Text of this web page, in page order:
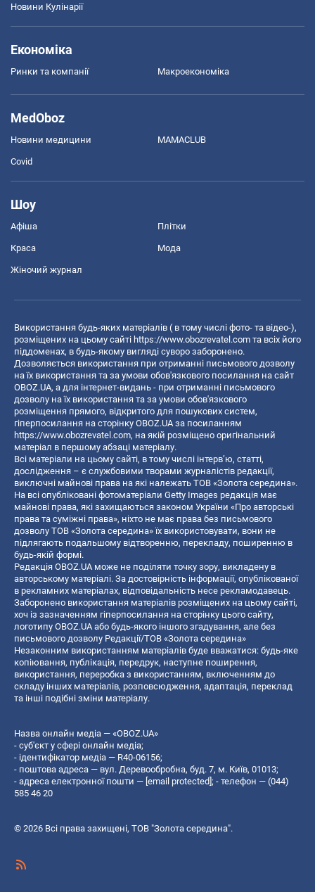
Новини Кулінарії
Економіка
Ринки та компанії Макроекономіка
MedOboz
Новини медицини MAMACLUB
Covid
Шоу
Афіша Плітки
Краса Мода
Жіночий журнал
Використання будь-яких матеріалів ( в тому числі фото- та відео-),
розміщених на цьому сайті https://www.obozrevatel.com та всіх його
піддоменах, в будь-якому вигляді суворо заборонено.
Дозволяється використання при отриманні письмового дозволу
на їх використання та за умови обов'язкового посилання на сайт
OBOZ.UA, а для інтернет-видань - при отриманні письмового
дозволу на їх використання та за умови обов'язкового
розміщення прямого, відкритого для пошукових систем,
гіперпосилання на сторінку OBOZ.UA за посиланням
https://www.obozrevatel.com, на якій розміщено оригінальний
матеріал в першому абзаці матеріалу.
Всі матеріали на цьому сайті, в тому числі інтерв’ю, статті,
дослідження – є службовими творами журналістів редакції,
виключні майнові права на які належать ТОВ «Золота середина».
На всі опубліковані фотоматеріали Getty Images редакція має
майнові права, які захищаються законом України «Про авторські
права та суміжні права», ніхто не має права без письмового
дозволу ТОВ «Золота середина» їх використовувати, вони не
підлягають подальшому відтворенню, перекладу, поширенню в
будь-якій формі.
Редакція OBOZ.UA може не поділяти точку зору, викладену в
авторському матеріалі. За достовірність інформації, опублікованої
в рекламних матеріалах, відповідальність несе рекламодавець.
Заборонено використання матеріалів розміщених на цьому сайті,
хоч із зазначенням гіперпосилання на сторінку цього сайту,
логотипу OBOZ.UA або будь-якого іншого згадування, але без
письмового дозволу Редакції/ТОВ «Золота середина»
Незаконним використанням матеріалів буде вважатися: будь-яке
копiювання, публiкацiя, передрук, наступне поширення,
використання, переробка з використанням, включенням до
складу інших матеріалів, розповсюдження, адаптація, переклад
та інші подібні зміни матеріалу.
Назва онлайн медіа — «OBOZ.UA»
- суб'єкт у сфері онлайн медіа;
- ідентифікатор медіа — R40-06156;
- поштова адреса — вул. Деревообробна, буд. 7, м. Київ, 01013;
- адреса електронної пошти — [email protected]; - телефон — (044)
585 46 20
© 2026 Всі права захищені, ТОВ "Золота середина".